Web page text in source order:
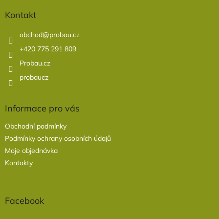
Kontakt
obchod@probau.cz
+420 775 291 809
Probau.cz
probaucz
Informace pro vás
Obchodní podmínky
Podmínky ochrany osobních údajů
Moje objednávka
Kontakty
Facebook